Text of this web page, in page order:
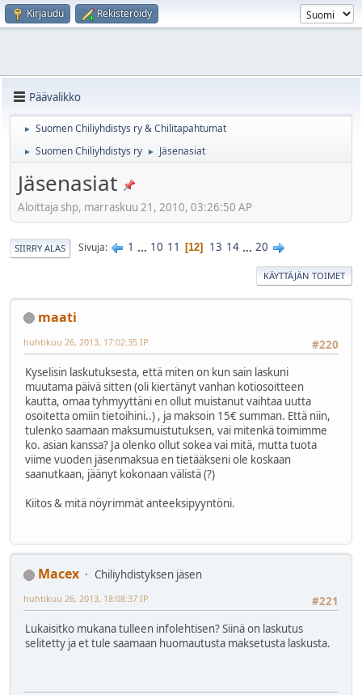
Kirjaudu Rekisteröidy
Päävalikko
► Suomen Chiliyhdistys ry & Chilitapahtumat
► Suomen Chiliyhdistys ry ► Jäsenasiat
Jäsenasiat
Aloittaja shp, marraskuu 21, 2010, 03:26:50 AP
SIIRRY ALAS Sivuja 1 ... 10 11 12 13 14 ... 20
KÄYTTÄJÄN TOIMET
maati
#220
huhtikuu 26, 2013, 17:02:35 IP
Kyselisin laskutuksesta, että miten on kun sain laskuni
muutama päivä sitten (oli kiertänyt vanhan kotiosoitteen
kautta, omaa tyhmyyttäni en ollut muistanut vaihtaa uutta
osoitetta omiin tietoihini..) , ja maksoin 15€ summan. Että niin,
tulenko saamaan maksumuistutuksen, vai mitenkä toimimme
ko. asian kanssa? Ja olenko ollut sokea vai mitä, mutta tuota
viime vuoden jäsenmaksua en tietääkseni ole koskaan
saanutkaan, jäänyt kokonaan välistä (?)
Kiitos & mitä nöyrimmät anteeksipyyntöni.
Macex
Chiliyhdistyksen jäsen
#221
huhtikuu 26, 2013, 18:08:37 IP
Lukaisitko mukana tulleen infolehtisen? Siinä on laskutus
selitetty ja et tule saamaan huomautusta maksetusta laskusta.